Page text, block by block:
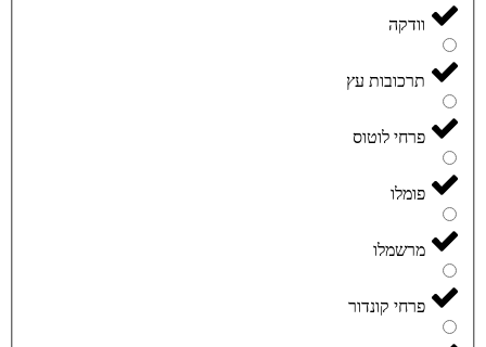
וודקה
תרכובות עץ
פרחי לוטוס
פומלו
מרשמלו
פרחי קונדור